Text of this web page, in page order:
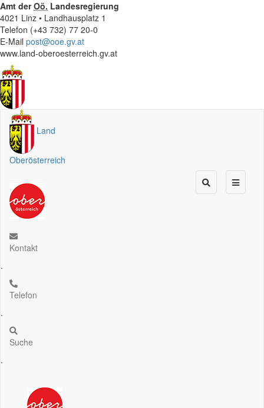
Amt derOö. Landesregierung
4021 Linz • Landhausplatz 1
Telefon (+43 732) 77 20-0
E-Mail post@ooe.gv.at
www.land-oberoesterreich.gv.at
Land
Oberösterreich
Kontakt
.
Telefon
.
Suche
.